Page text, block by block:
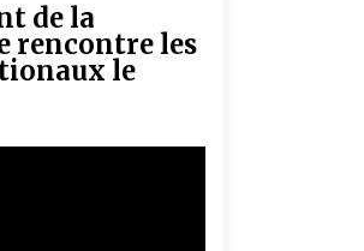
/ L’ogresse du M’zab
ago
ago
de la
rencontre les
le